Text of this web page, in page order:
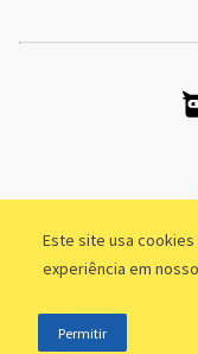
Este site usa
experiência em
Permitir
©2011 - 2026,
Fernandes